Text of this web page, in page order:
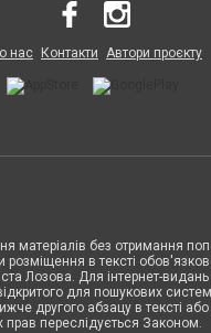
нас Контакти Автори проєкту
матеріалів без отримання
в тексті
Лозова. Для інтернет-
для пошукових
другого абзацу в тексті
переслідується Законом.